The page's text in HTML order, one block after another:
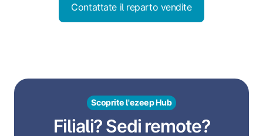
Contattate il reparto vendite
Scoprite l'ezeep Hub
Filiali? Sedi remote?